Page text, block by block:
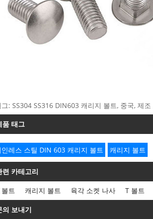
: SS304 SS316 DIN603 캐리지 볼트, 중국, 제
품 태그
인레스 스틸 DIN 603 캐리지 볼트 캐리지 볼트
련 카테고리
트 캐리지 볼트 육각 소켓 나사 T 볼트
의 보내기